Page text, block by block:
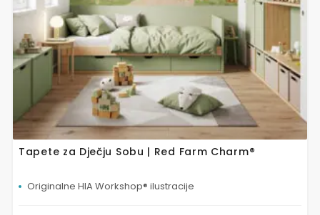
Tapete za Dječju Sobu | Red Farm Charm®
Originalne HIA Workshop® ilustracije
stranici
proizvoda